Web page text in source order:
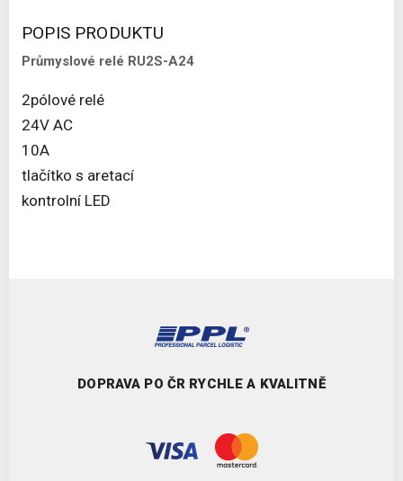
POPIS PRODUKTU
Průmyslové relé RU2S-A24
2pólové relé
24V AC
10A
tlačítko s aretací
kontrolní LED
DOPRAVA PO ČR RYCHLE A KVALITNĚ